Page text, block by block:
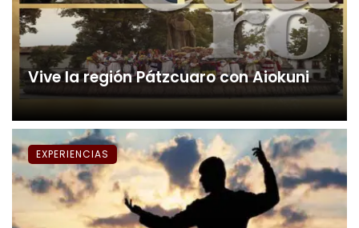
Vive la región Pátzcuaro con Aiokuni
EXPERIENCIAS